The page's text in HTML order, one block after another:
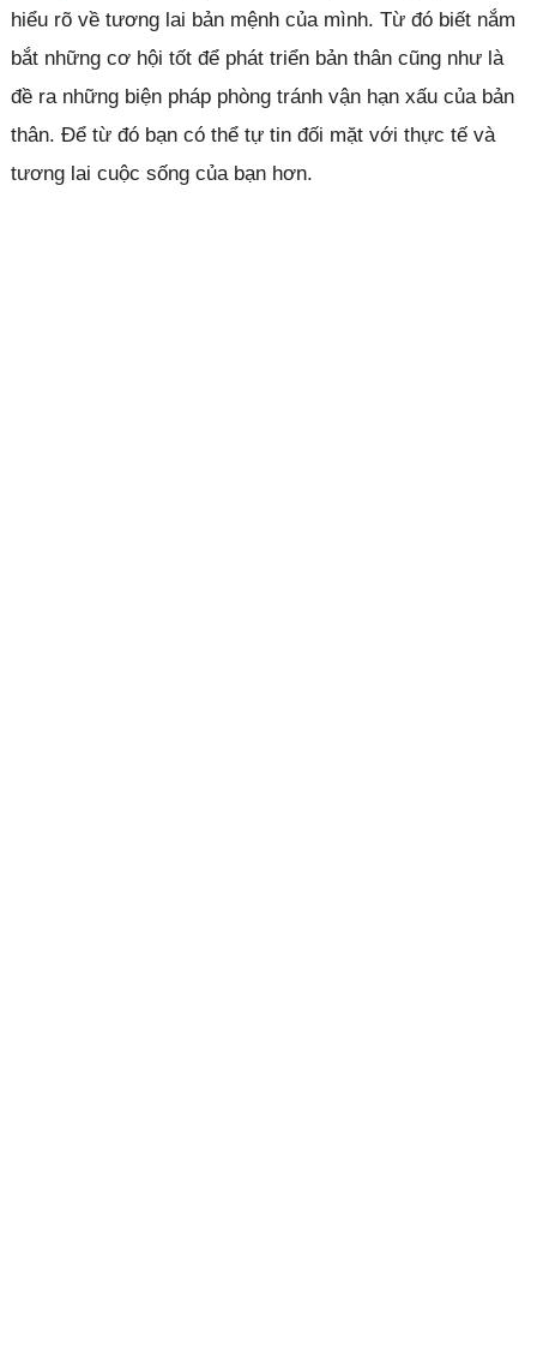
hiểu rõ về tương lai bản mệnh của mình. Từ đó biết nắm
bắt những cơ hội tốt để phát triển bản thân cũng như là
đề ra những biện pháp phòng tránh vận hạn xấu của bản
thân. Để từ đó bạn có thể tự tin đối mặt với thực tế và
tương lai cuộc sống của bạn hơn.